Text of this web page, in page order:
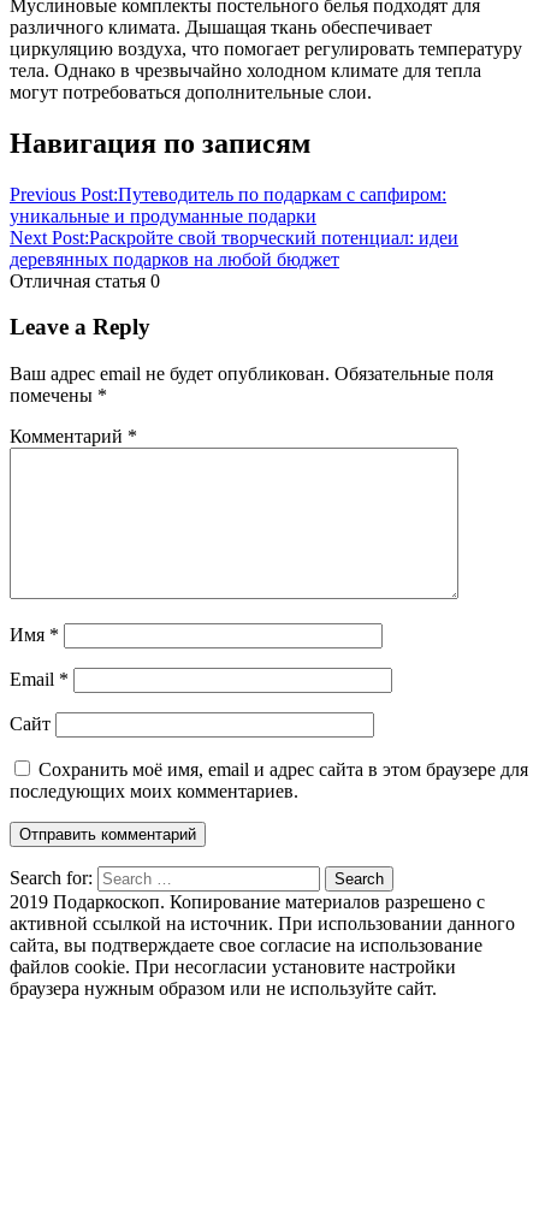
Муслиновые комплекты постельного белья подходят для
различного климата. Дышащая ткань обеспечивает
циркуляцию воздуха, что помогает регулировать температуру
тела. Однако в чрезвычайно холодном климате для тепла
могут потребоваться дополнительные слои.
Навигация по записям
Previous Post:Путеводитель по подаркам с сапфиром:
уникальные и продуманные подарки
Next Post:Раскройте свой творческий потенциал: идеи
деревянных подарков на любой бюджет
Отличная статья 0
Leave a Reply
Ваш адрес email не будет опубликован. Обязательные поля
помечены *
Комментарий *
Имя *
Email *
Сайт
Сохранить моё имя, email и адрес сайта в этом браузере для
последующих моих комментариев.
Search for: Search
2019 Подаркоскоп. Копирование материалов разрешено с
активной ссылкой на источник. При использовании данного
сайта, вы подтверждаете свое согласие на использование
файлов cookie. При несогласии установите настройки
браузера нужным образом или не используйте сайт.